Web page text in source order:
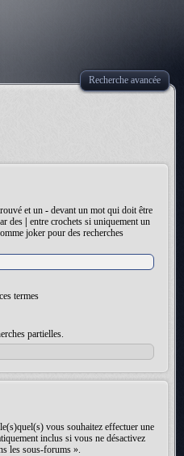
Recherche avancée
et un - devant un mot qui doit être
des
entre crochets si uniquement un
joker pour des recherches
termes
partielles.
vous souhaitez effectuer une
inclus si vous ne désactivez
les sous-forums ».